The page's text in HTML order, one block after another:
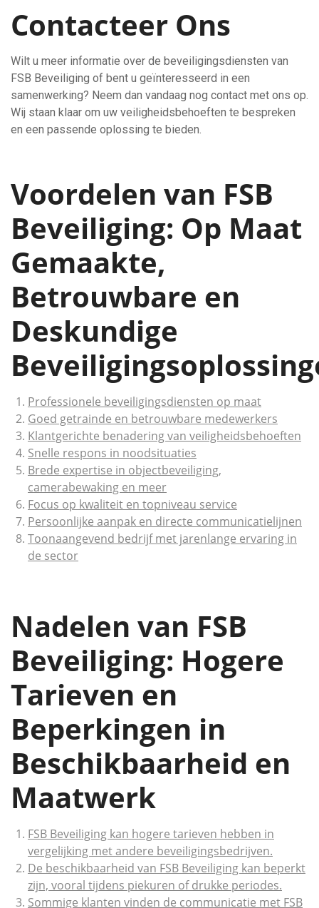
Contacteer Ons
Wilt u meer informatie over de beveiligingsdiensten van
FSB Beveiliging of bent u geïnteresseerd in een
samenwerking? Neem dan vandaag nog contact met ons op.
Wij staan klaar om uw veiligheidsbehoeften te bespreken
en een passende oplossing te bieden.
Voordelen van FSB
Beveiliging: Op Maat
Gemaakte,
Betrouwbare en
Deskundige
Professionele beveiligingsdiensten op maat
Goed getrainde en betrouwbare medewerkers
Klantgerichte benadering van veiligheidsbehoeften
Snelle respons in noodsituaties
Brede expertise in objectbeveiliging,
camerabewaking en meer
Focus op kwaliteit en topniveau service
Persoonlijke aanpak en directe communicatielijnen
Toonaangevend bedrijf met jarenlange ervaring in
de sector
Nadelen van FSB
Beveiliging: Hogere
Tarieven en
Beperkingen in
Beschikbaarheid en
Maatwerk
FSB Beveiliging kan hogere tarieven hebben in
vergelijking met andere beveiligingsbedrijven.
De beschikbaarheid van FSB Beveiliging kan beperkt
zijn, vooral tijdens piekuren of drukke periodes.
Sommige klanten vinden de communicatie met FSB